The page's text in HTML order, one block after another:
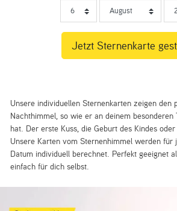
Unsere individuellen Sternenkarten zeigen den
Nachthimmel, so wie er an deinem besonderen
hat. Der erste Kuss, die Geburt des Kindes
Unsere Karten vom Sternenhimmel werden für
Datum individuell berechnet. Perfekt geeignet
einfach für dich selbst.